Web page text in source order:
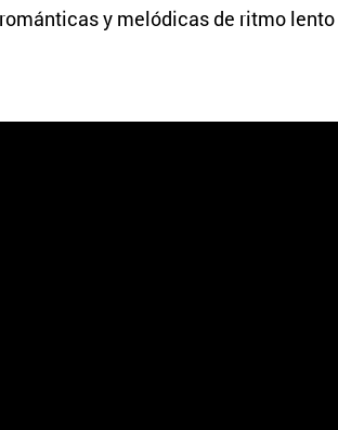
románticas y melódicas de ritmo